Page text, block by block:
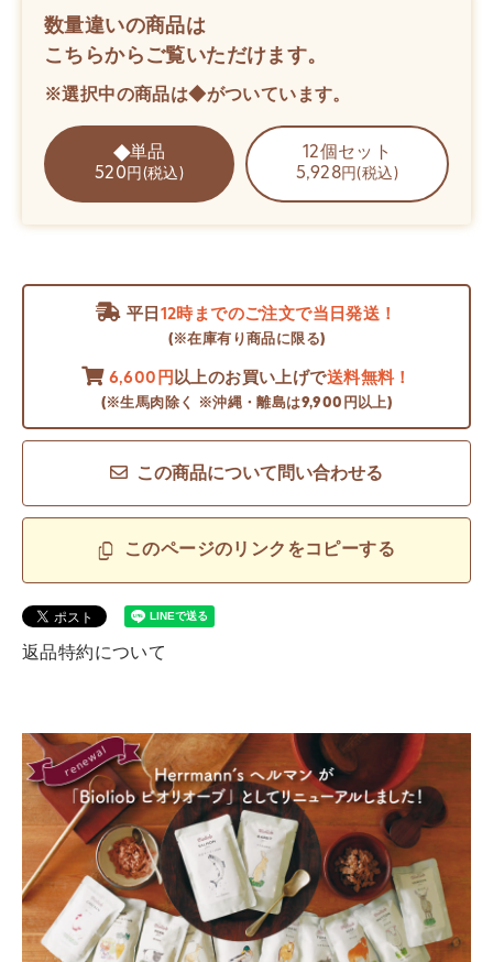
数量違いの商品は
こちらからご覧いただけます。
※選択中の商品は◆がついています。
単品
520 円(税込)
12個セット
5,928円(税込)
平日 12時までのご注文で当日発送！
(※在庫有り商品に限る)
6,600円 以上のお買い上げで送料無料！
(※生馬肉除く ※沖縄・離島は9,900円以上)
この商品について問い合わせる
このページのリンクをコピーする
返品特約について